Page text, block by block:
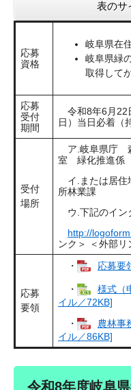
表のサ
応募
資格
岐阜県在
岐阜県緑
取得して
応募
受付
期間
令和8年6月22
日）当日必着（
受付
場所
ア.岐阜県庁
室 緑化推進係
イ.または居住
所林業課
ウ.下記のイン
http://
ンク＞
＜外部リ
応募
要領
・ 応募要
・
様式（
イル／72KB]
・
農林事
イル／86KB]
令和8年度岐阜